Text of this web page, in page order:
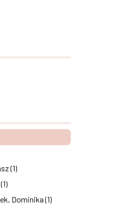
(1)
Dominika (1)